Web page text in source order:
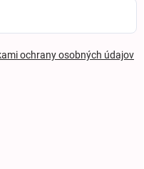
ochrany osobných údajov